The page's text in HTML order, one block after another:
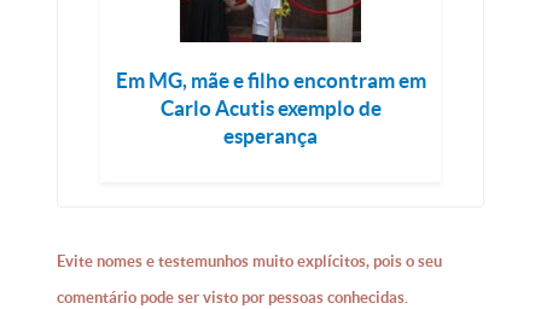
Em MG, mãe e filho encontram em
Carlo Acutis exemplo de
esperança
Evite nomes e testemunhos muito explícitos, pois o seu
comentário pode ser visto por pessoas conhecidas.